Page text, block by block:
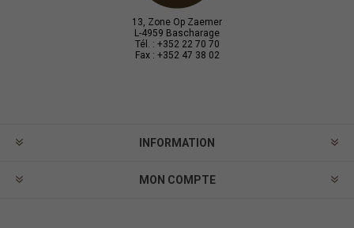
13, Zone Op Zaemer
L-4959 Bascharage
Tél. : +352 22 70 70
Fax : +352 47 38 02
INFORMATION
MON COMPTE